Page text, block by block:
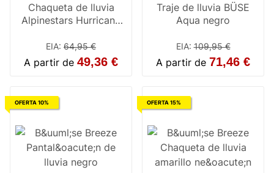
Chaqueta de lluvia
Alpinestars Hurricane
EIA: 64,95 €
A partir de 49,36 €
Traje de lluvia BÜSE
Aqua negro
EIA:109,95 €
A partir de 71,46 €
OFERTA 10% OFERTA 15%